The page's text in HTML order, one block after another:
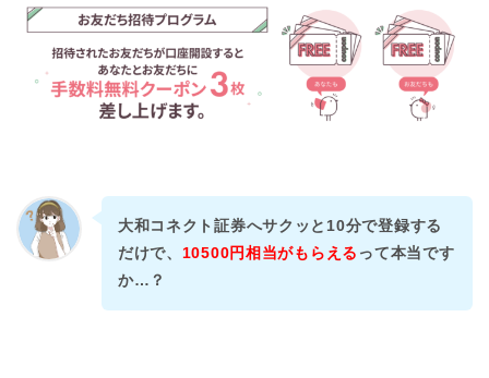
大和コネクト証券へサクッと10分で登録する
だけで、 10500円相当がもらえる って本当です
か…？